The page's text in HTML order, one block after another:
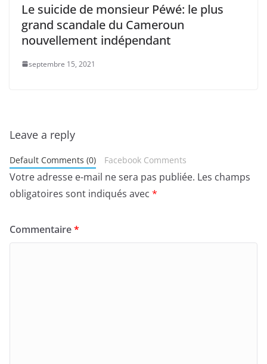
Le suicide de monsieur Péwé: le plus
grand scandale du Cameroun
nouvellement indépendant
septembre 15, 2021
Leave a reply
Default Comments (0) Facebook Comments
Votre adresse e-mail ne sera pas publiée. Les champs
obligatoires sont indiqués avec *
Commentaire*